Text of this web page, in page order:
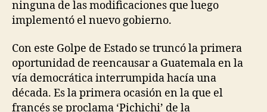
ninguna de las modificaciones que luego
implementó el nuevo gobierno.
Con este Golpe de Estado se truncó la primera
oportunidad de reencausar a Guatemala en la
vía democrática interrumpida hacía una
década. Es la primera ocasión en la que el
francés se proclama ‘Pichichi’ de la